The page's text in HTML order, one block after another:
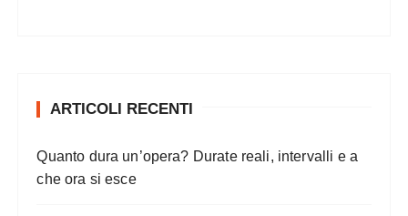
ARTICOLI RECENTI
Quanto dura un’opera? Durate reali, intervalli e a
che ora si esce